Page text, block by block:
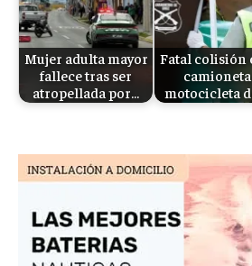
Mujer adulta mayor
fallece tras ser
atropellada por…
Fatal colisión
camioneta
motocicleta